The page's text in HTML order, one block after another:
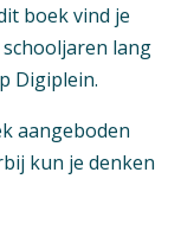
boek vind je
lang
Digiplein.
aangeboden
kun je denken